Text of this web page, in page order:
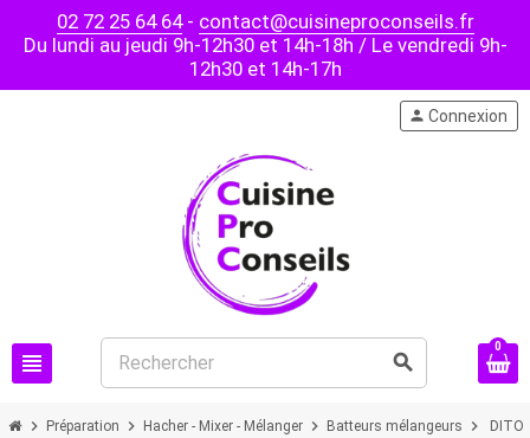
02 72 25 64 64- contact@cuisineproconseils.fr
Du lundi au jeudi 9h-12h30 et 14h-18h / Le vendredi 9h-
12h30 et 14h-17h
view_headline search
person Connexion
0
chevron_right Préparation chevron_right Hacher - Mixer - Mélanger chevron_right Batteurs mélangeurs chevron_right DITO